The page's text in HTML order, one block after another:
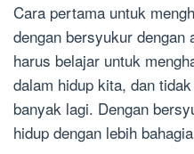
Cara pertama untuk
dengan bersyukur
harus belajar untuk
dalam hidup kita, dan
banyak lagi. Dengan
hidup dengan lebih